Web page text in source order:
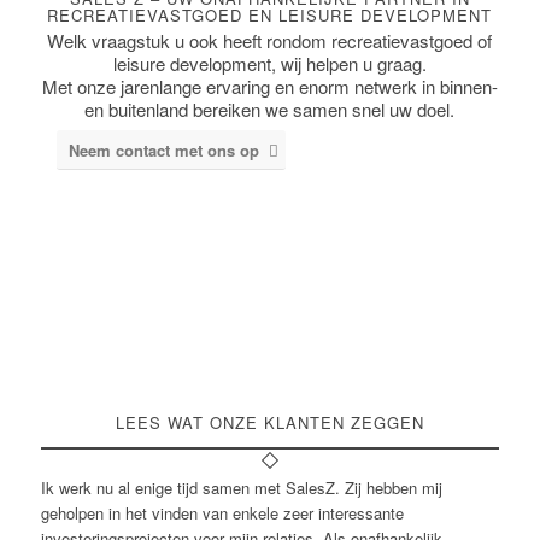
RECREATIEVASTGOED EN LEISURE DEVELOPMENT
Welk vraagstuk u ook heeft rondom recreatievastgoed of
leisure development, wij helpen u graag.
Met onze jarenlange ervaring en enorm netwerk in binnen-
en buitenland bereiken we samen snel uw doel.
Neem contact met ons op
LEES WAT ONZE KLANTEN ZEGGEN
Ik werk nu al enige tijd samen met SalesZ. Zij hebben mij
geholpen in het vinden van enkele zeer interessante